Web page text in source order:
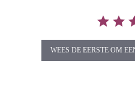
WEES DE EERSTE OM